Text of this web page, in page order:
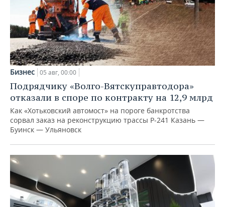
Бизнес 05 авг, 00:00
Подрядчику «Волго-Вятскуправтодора»
отказали в споре по контракту на 12,9 млрд
Как «Хотьковский автомост» на пороге банкротства
сорвал заказ на реконструкцию трассы Р‑241 Казань —
Буинск — Ульяновск